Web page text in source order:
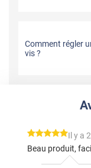
Comment régler
vis ?
*****
Il y a
Beau produit,